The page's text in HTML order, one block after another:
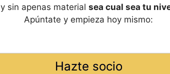
y sin apenas material sea cual sea tu
Apúntate y empieza hoy mismo:
Hazte socio